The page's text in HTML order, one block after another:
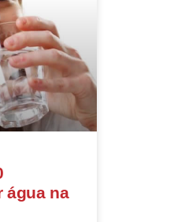
água na